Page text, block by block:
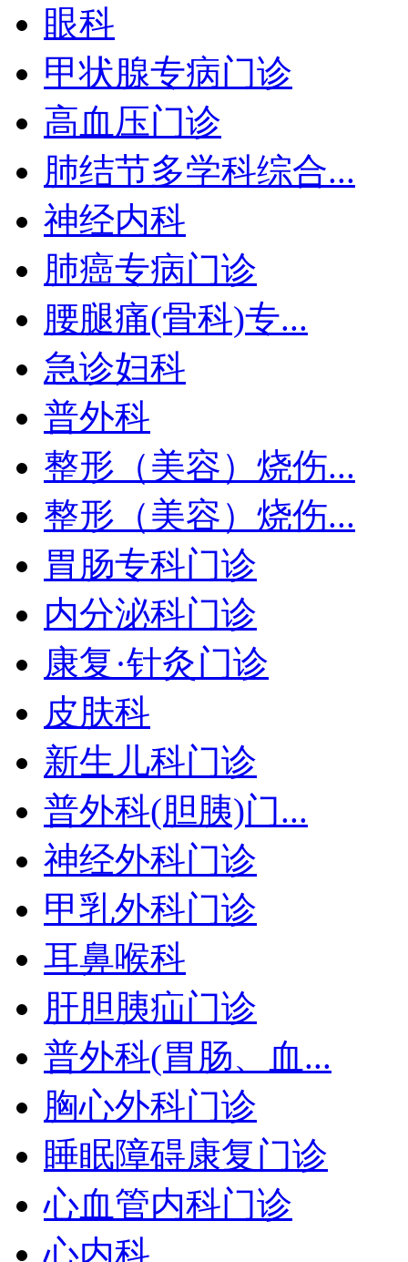
眼科
甲状腺专病门诊
高血压门诊
肺结节多学科综合...
神经内科
肺癌专病门诊
腰腿痛(骨科)专...
急诊妇科
普外科
整形（美容）烧伤...
整形（美容）烧伤...
胃肠专科门诊
内分泌科门诊
康复·针灸门诊
皮肤科
新生儿科门诊
普外科(胆胰)门...
神经外科门诊
甲乳外科门诊
耳鼻喉科
肝胆胰疝门诊
普外科(胃肠、血...
胸心外科门诊
睡眠障碍康复门诊
心血管内科门诊
心内科